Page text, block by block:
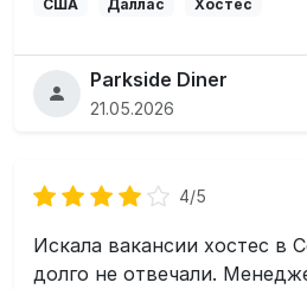
США Даллас Хостес
Parkside Diner
21.05.2026
4/5
Искала вакансии хостес в
долго не отвечали.